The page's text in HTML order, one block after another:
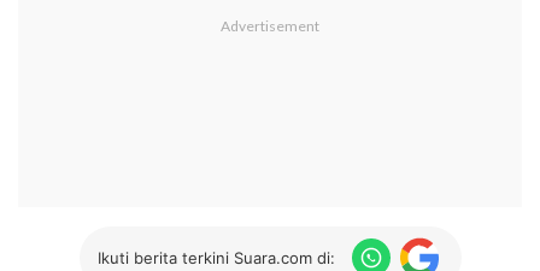
Ikuti berita terkini Suara.com di: